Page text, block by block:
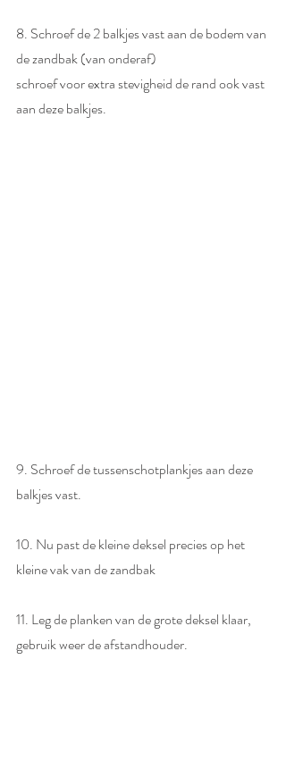
8. Schroef de 2 balkjes vast aan de bodem van
de zandbak (van onderaf)
schroef voor extra stevigheid de rand ook vast
aan deze balkjes.
9. Schroef de tussenschotplankjes aan deze
balkjes vast.
10. Nu past de kleine deksel precies op het
kleine vak van de zandbak
11. Leg de planken van de grote deksel klaar,
gebruik weer de afstandhouder.